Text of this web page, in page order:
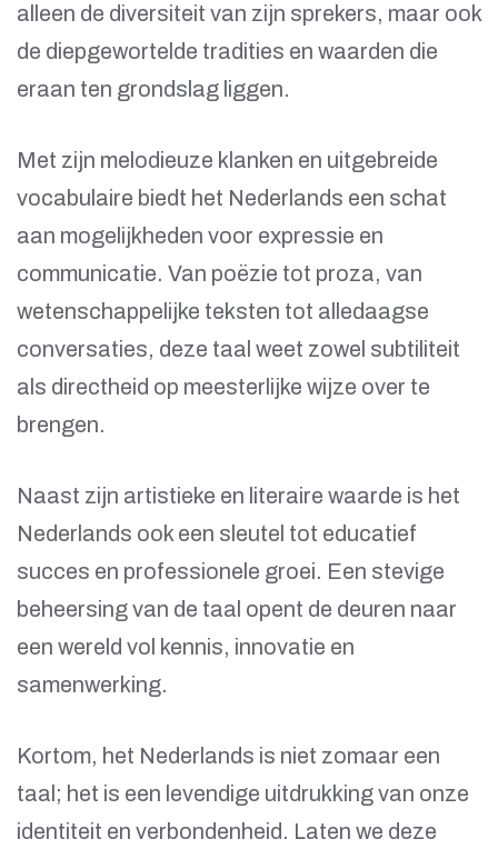
alleen de diversiteit van zijn sprekers, maar ook
de diepgewortelde tradities en waarden die
eraan ten grondslag liggen.
Met zijn melodieuze klanken en uitgebreide
vocabulaire biedt het Nederlands een schat
aan mogelijkheden voor expressie en
communicatie. Van poëzie tot proza, van
wetenschappelijke teksten tot alledaagse
conversaties, deze taal weet zowel subtiliteit
als directheid op meesterlijke wijze over te
brengen.
Naast zijn artistieke en literaire waarde is het
Nederlands ook een sleutel tot educatief
succes en professionele groei. Een stevige
beheersing van de taal opent de deuren naar
een wereld vol kennis, innovatie en
samenwerking.
Kortom, het Nederlands is niet zomaar een
taal; het is een levendige uitdrukking van onze
identiteit en verbondenheid. Laten we deze